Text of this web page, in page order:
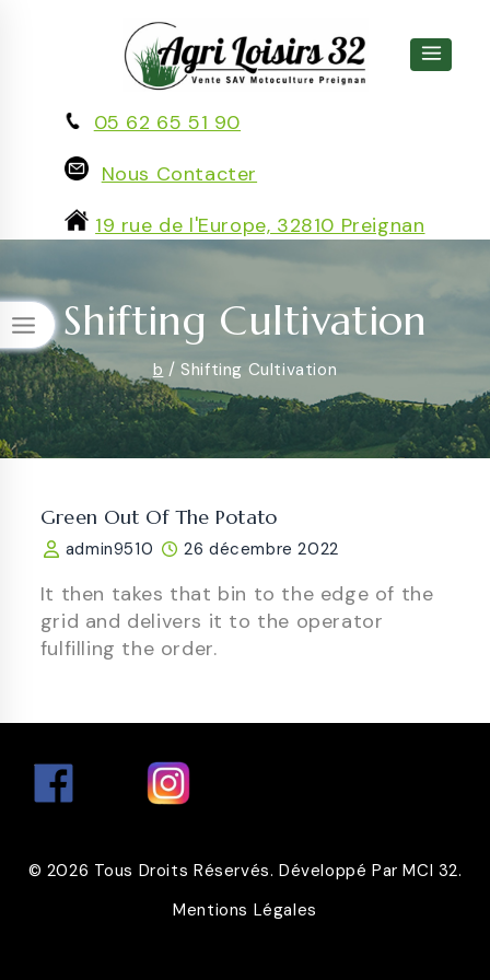
05 62 65 51 90
Nous Contacter
19 rue de l'Europe, 32810 Preignan
Shifting Cultivation
b / Shifting Cultivation
Green Out Of The Potato
admin9510 26 décembre 2022
It then takes that bin to the edge of the
grid and delivers it to the operator
fulfilling the order.
© 2026 Tous Droits Réservés. Développé Par MCI 32.
Mentions Légales